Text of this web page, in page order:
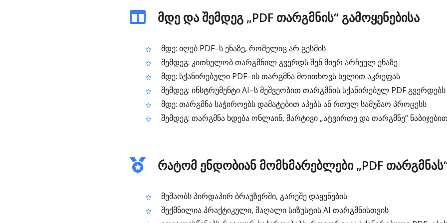
მდე და შემდეგ „PDF თარგმნის“ გამოყენებისა
მდე: იღებ PDF–ს ენაზე, რომელიც არ გესმის
შემდეგ: კითხულობ თარგმნილ გვერდს შენ მიერ არჩეულ ენაზე
მდე: სქანირებული PDF–ის თარგმნა მოითხოვს ხელით აკრეფას
შემდეგ: ინსტრუმენტი AI–ს მეშვეობით თარგმნის სქანირებულ PDF გვერდებს
მდე: თარგმნა საჭიროებს დამატებით აპებს ან რთულ სამუშაო პროცესს
შემდეგ: თარგმნა ხდება ონლაინ, მარტივი „ატვირთე და თარგმნე“
რატომ ენდობიან მომხმარებლები „PDF
მუშაობს პირდაპირ ბრაუზერში, გარეშე დაყენების
შექმნილია პრაქტიკული, მაღალი სიზუსტის AI თარგმნისთვის